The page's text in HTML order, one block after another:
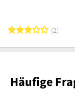
3 von
2
Häufige